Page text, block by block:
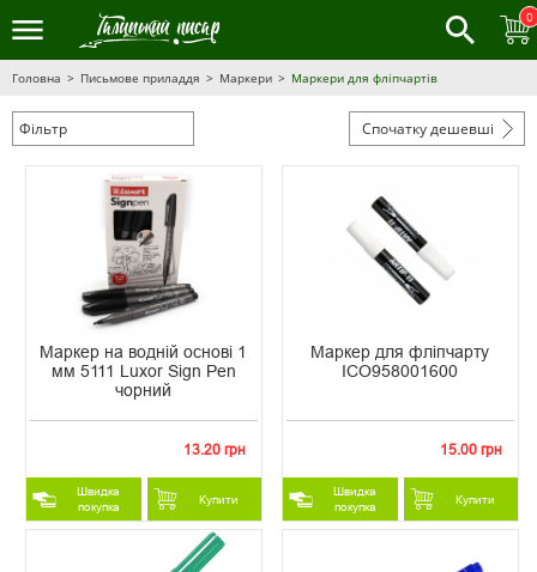
0
Головна Письмове приладдя Маркери Маркери для фліпчартів
Фільтр Спочатку дешевші
Маркер на водній основі 1
мм 5111 Luxor Sign Pen
чорний
13.20 грн
Швидка
покупка
Купити
Маркер для фліпчарту
ICO958001600
15.00 грн
Швидка
покупка
Купити